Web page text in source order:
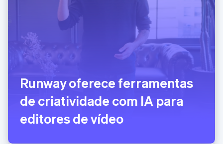
Runway oferece ferramentas
de criatividade com IA para
editores de vídeo
Países Baixos
English
English
Portugal
Reino Unido
English
República Tcheca
English